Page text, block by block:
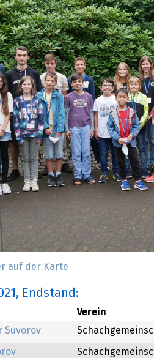
auf der Karte
, Endstand:
Verein
Suvorov